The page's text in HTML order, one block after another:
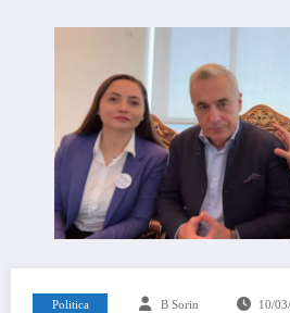
Politica B Sorin 10/